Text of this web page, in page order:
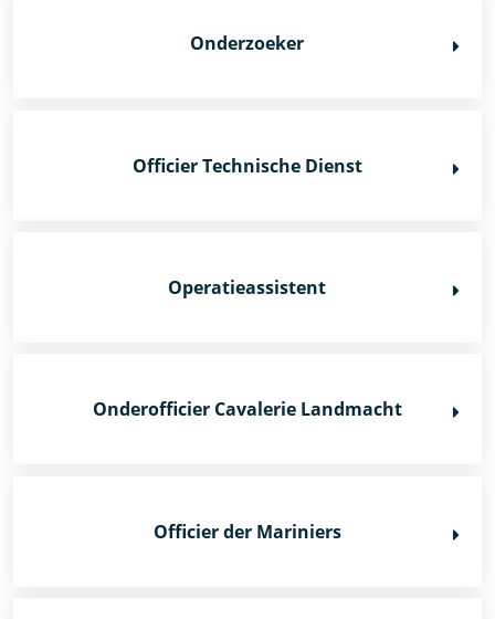
Onderzoeker
Officier Technische Dienst
Operatieassistent
Onderofficier Cavalerie Landmacht
Officier der Mariniers